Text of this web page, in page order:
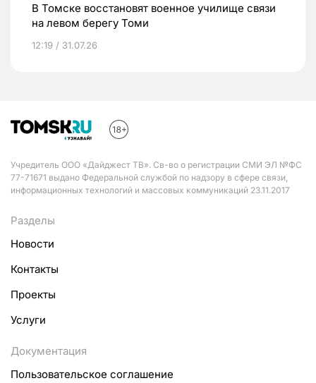
В Томске восстановят военное училище связи
на левом берегу Томи
12:19 / 31.07.26
Учредитель ООО «Дайджест ТВ». Св-во о регистрации СМИ ЭЛ №ФС
77-71671 выдано Федеральной службой по надзору в сфере связи,
информационных технологий и массовых коммуникаций 23.11.2017
Разделы
Новости
Контакты
Проекты
Услуги
Документация
Пользовательское соглашение